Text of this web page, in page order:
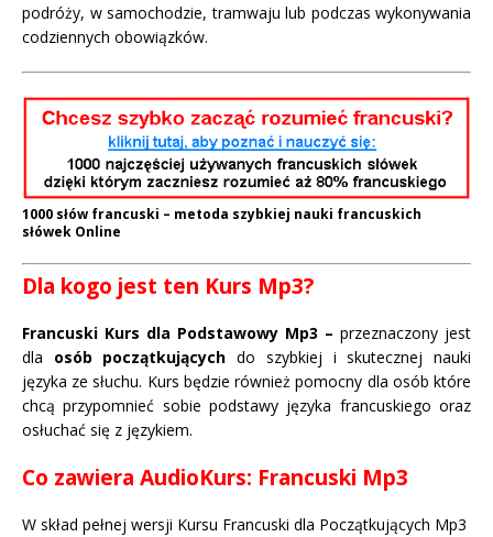
podróży, w samochodzie, tramwaju lub podczas wykonywania
codziennych obowiązków.
1000 słów francuski – metoda szybkiej nauki francuskich
słówek Online
Dla kogo jest ten Kurs Mp3?
Francuski Kurs dla Podstawowy Mp3 – przeznaczony jest
dla osób początkujących do szybkiej i skutecznej nauki
języka ze słuchu. Kurs będzie również pomocny dla osób które
chcą przypomnieć sobie podstawy języka francuskiego oraz
osłuchać się z językiem.
Co zawiera AudioKurs: Francuski Mp3
W skład pełnej wersji Kursu Francuski dla Początkujących Mp3